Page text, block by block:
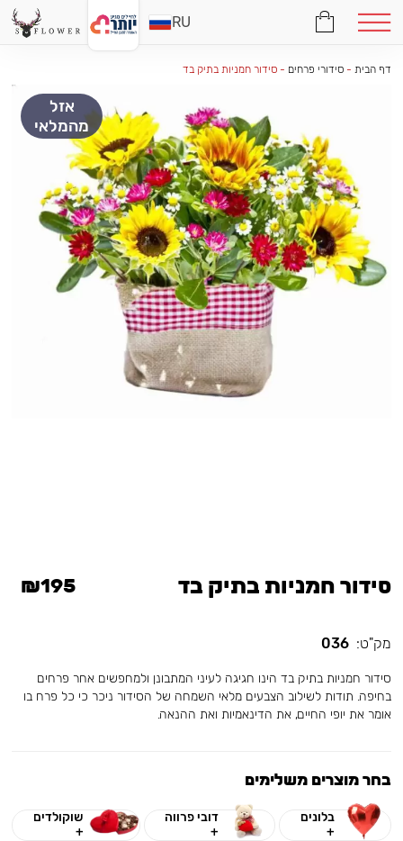
דף הבית - סידורי פרחים - סידור חמניות בתיק בד
סידור חמניות בתיק בד ₪195
מק"ט: 036
סידור חמניות בתיק בד הינו חגיגה לעיני המתבונן ולמחפשים אחר פרחים
בחיפה. תודות לשילוב הצבעים מלאי השמחה של הסידור ניכר כי כל פרח בו
אומר את יופי החיים, את הדינאמיות ואת ההנאה.
בחר מוצרים משלימים
בלונים
+
דובי פרווה
+
שוקולדים
+
אזל
מהמלאי
RU